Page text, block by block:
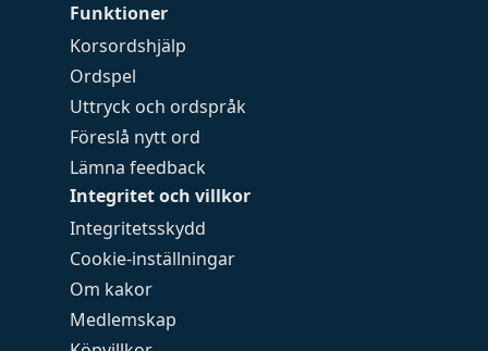
Funktioner
Korsordshjälp
Ordspel
Uttryck och ordspråk
Föreslå nytt ord
Lämna feedback
Integritet och villkor
Integritetsskydd
Cookie-inställningar
Om kakor
Medlemskap